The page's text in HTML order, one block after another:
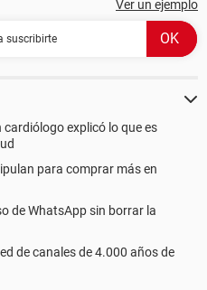
Ver un ejemplo
cardiólogo explicó lo que es
para comprar más en
de WhatsApp sin borrar la
de canales de 4.000 años de